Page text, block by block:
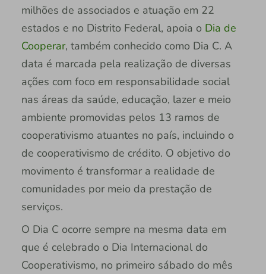
milhões de associados e atuação em 22
estados e no Distrito Federal, apoia o Dia de
Cooperar, também conhecido como Dia C. A
data é marcada pela realização de diversas
ações com foco em responsabilidade social
nas áreas da saúde, educação, lazer e meio
ambiente promovidas pelos 13 ramos de
cooperativismo atuantes no país, incluindo o
de cooperativismo de crédito. O objetivo do
movimento é transformar a realidade de
comunidades por meio da prestação de
serviços.
O Dia C ocorre sempre na mesma data em
que é celebrado o Dia Internacional do
Cooperativismo, no primeiro sábado do mês